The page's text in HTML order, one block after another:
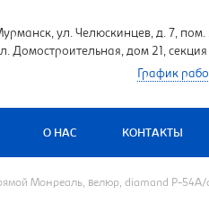
ул. Челюскинцев, д. 7, пом.
Домостроительная, дом 21, секция
График
О НАС КОНТАКТЫ
Монреаль, велюр, diamand P-54A/